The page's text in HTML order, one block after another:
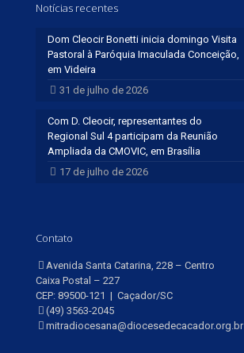
Notícias recentes
Dom Cleocir Bonetti inicia domingo Visita
Pastoral à Paróquia Imaculada Conceição,
em Videira
31 de julho de 2026
Com D. Cleocir, representantes do
Regional Sul 4 participam da Reunião
Ampliada da CMOVIC, em Brasília
17 de julho de 2026
Contato
Avenida Santa Catarina, 228 – Centro
Caixa Postal – 227
CEP: 89500-121 | Caçador/SC
(49) 3563-2045
mitradiocesana@diocesedecacador.org.br